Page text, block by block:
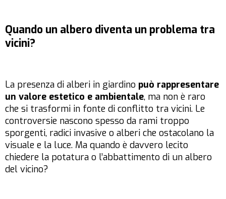
Quando un albero diventa un problema tra
vicini?
La presenza di alberi in giardino può rappresentare
un valore estetico e ambientale, ma non è raro
che si trasformi in fonte di conflitto tra vicini. Le
controversie nascono spesso da rami troppo
sporgenti, radici invasive o alberi che ostacolano la
visuale e la luce. Ma quando è davvero lecito
chiedere la potatura o l’abbattimento di un albero
del vicino?